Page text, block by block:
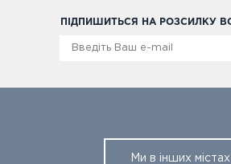
ПІДПИШИТЬСЯ НА РОЗСИЛКУ
Ми в інших містах